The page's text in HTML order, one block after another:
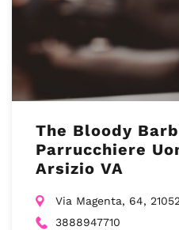
The Bloody
Parrucchiere
Arsizio VA
Via Magenta, 64,
3888947710